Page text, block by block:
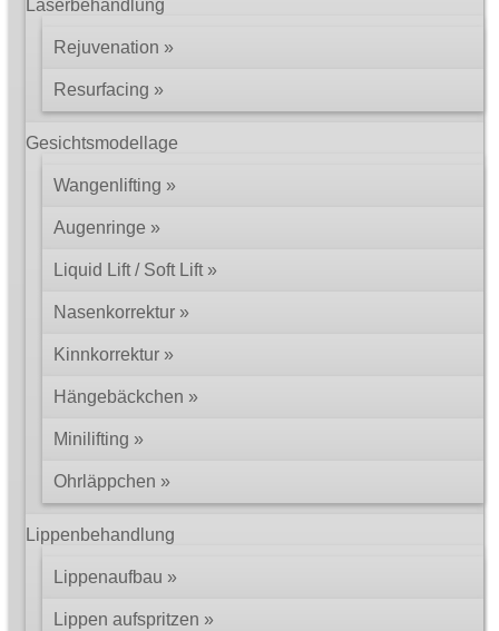
Laserbehandlung
Rejuvenation
Resurfacing
Gesichtsmodellage
Wangenlifting
Augenringe
Liquid Lift / Soft Lift
Nasenkorrektur
Kinnkorrektur
Hängebäckchen
Minilifting
Ohrläppchen
Lippenbehandlung
Lippenaufbau
Lippen aufspritzen